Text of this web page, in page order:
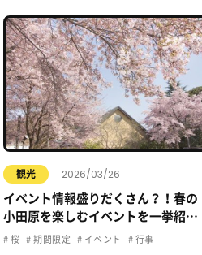
観光 2026/03/26
イベント情報盛りだくさん？！春の
小田原を楽しむイベントを一挙紹
介！
桜 期間限定 イベント 行事